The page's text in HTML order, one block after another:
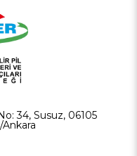
34, Susuz, 06105